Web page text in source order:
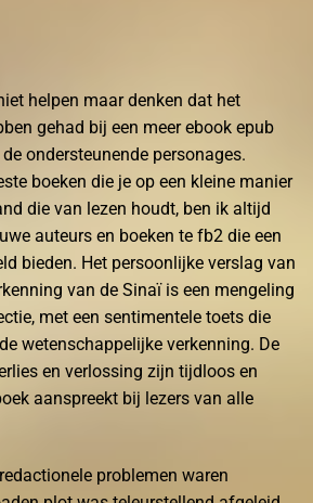
helpen maar denken dat het
gehad bij een meer ebook epub
ondersteunende personages.
boeken die je op een kleine manier
die van lezen houdt, ben ik altijd
auteurs en boeken te fb2 die een
bieden. Het persoonlijke verslag van
van de Sinaï is een mengeling
met een sentimentele toets die
wetenschappelijke verkenning. De
en verlossing zijn tijdloos en
aanspreekt bij lezers van alle
problemen waren